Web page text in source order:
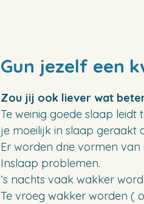
Gun jezelf een
Zou jij ook liever wat
Te weinig goede slaap
je moeilijk in slaap geraakt
Er worden drie vormen van
Inslaap problemen.
‘s nachts vaak wakker
Te vroeg wakker worden (